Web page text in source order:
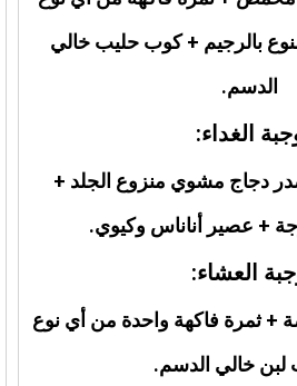
بالرجيم + كوب حليب خالي
الدسم.
الغداء:
دجاج مشوي منزوع الجلد +
+ عصير أناناس وكيوي.
العشاء:
ثمرة فاكهة واحدة من أي نوع
خالي الدسم.